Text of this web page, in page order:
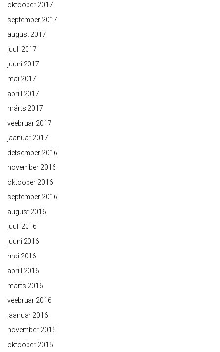
oktoober 2017
september 2017
august 2017
juuli 2017
juuni 2017
mai 2017
aprill 2017
märts 2017
veebruar 2017
jaanuar 2017
detsember 2016
november 2016
oktoober 2016
september 2016
august 2016
juuli 2016
juuni 2016
mai 2016
aprill 2016
märts 2016
veebruar 2016
jaanuar 2016
november 2015
oktoober 2015